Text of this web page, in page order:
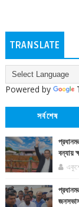
TRANSLATE
Powered by
সর্বশেষ
বন্যায়